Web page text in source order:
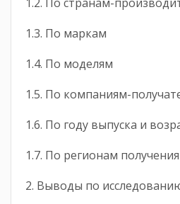
1.3. По маркам
1.4. По моделям
1.5. По компаниям-
1.6. По году выпуска и
1.7. По регионам получения
2. Выводы по